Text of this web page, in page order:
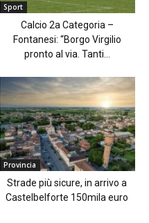
Sport
Calcio 2a Categoria –
Fontanesi: “Borgo Virgilio
pronto al via. Tanti...
Provincia
Strade più sicure, in arrivo a
Castelbelforte 150mila euro